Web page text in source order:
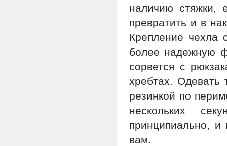
наличию стяжки,
превратить и в
Крепление чехла
более надежную
сорвется с
хребтах. Одевать
резинкой по
нескольких
принципиально, и
вам.